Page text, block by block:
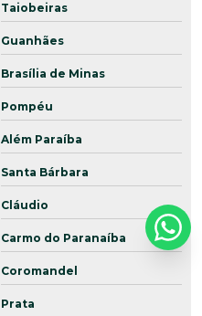
Taiobeiras
Guanhães
Brasília de Minas
Pompéu
Além Paraíba
Santa Bárbara
Cláudio
Carmo do Paranaíba
Coromandel
Prata